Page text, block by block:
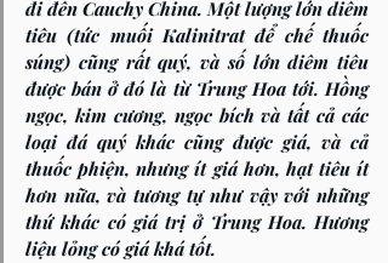
đi đến Cauchy China. Một lượng lớn diêm
tiêu (tức muối Kalinitrat để chế thuốc
súng) cũng rất quý, và số lớn diêm tiêu
được bán ở đó là từ Trung Hoa tới. Hồng
ngọc, kim cương, ngọc bích và tất cả các
loại đá quý khác cũng được giá, và cả
thuốc phiện, nhưng ít giá hơn, hạt tiêu ít
hơn nữa, và tương tự như vậy với những
thứ khác có giá trị ở Trung Hoa. Hương
liệu lỏng có giá khá tốt.